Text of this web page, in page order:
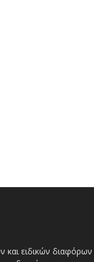
και ειδικών